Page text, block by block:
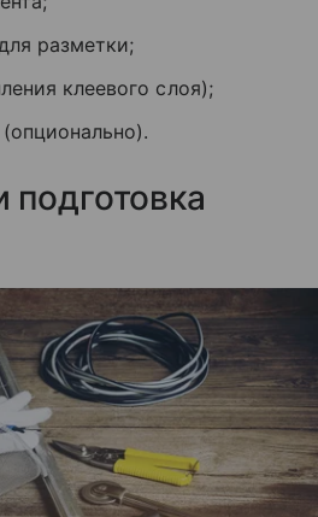
разметки;
клеевого слоя);